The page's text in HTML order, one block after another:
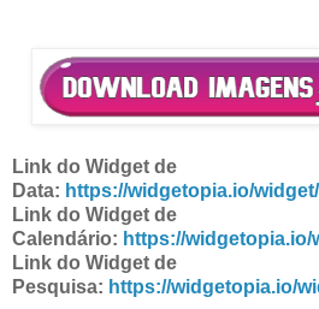
Link do Widget de
Data: https://widgetopia.io/
Link do Widget de
Calendário: https://
Link do Widget de
Pesquisa: https://widgetopia.io/